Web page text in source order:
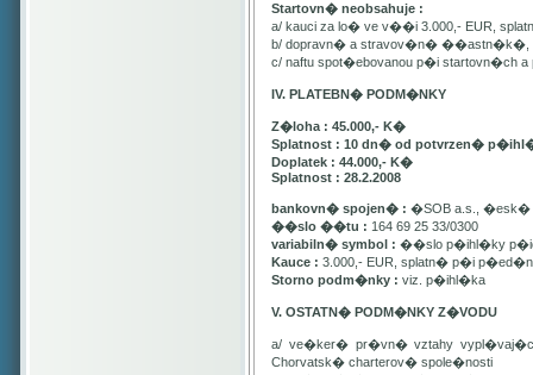
Startovn� neobsahuje :
a/ kauci za lo� ve v��i 3.000,- EUR,
b/ dopravn� a stravov�n� ��astn�k�,
c/ naftu spot�ebovanou p�i startovn�ch
IV. PLATEBN� PODM�NKY
Z�loha : 45.000,- K�
Splatnost : 10 dn� od potvrzen�
Doplatek : 44.000,- K�
Splatnost : 28.2.2008
bankovn� spojen� : �SOB a.s., �esk�
��slo ��tu : 164 69 25 33/0300
variabiln� symbol : ��slo p�ihl�ky
Kauce : 3.000,- EUR, splatn� p�i
Storno podm�nky : viz. p�ihl�ka
V. OSTATN� PODM�NKY Z�VODU
a/ ve�ker� pr�vn� vztahy
Chorvatsk� charterov� spole�nosti